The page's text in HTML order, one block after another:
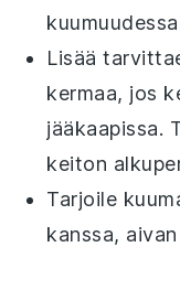
Lisää
kermaa, jos
jääkaapissa.
keiton
Tarjoile
kanssa,